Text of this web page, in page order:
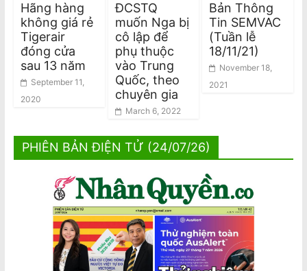
Hãng hàng
không giá rẻ
Tigerair
đóng cửa
sau 13 năm
September 11,
2020
ĐCSTQ
muốn Nga bị
cô lập để
phụ thuộc
vào Trung
Quốc, theo
chuyên gia
March 6, 2022
Bản Thông
Tin SEMVAC
(Tuần lễ
18/11/21)
November 18,
2021
PHIÊN BẢN ĐIỆN TỬ (24/07/26)